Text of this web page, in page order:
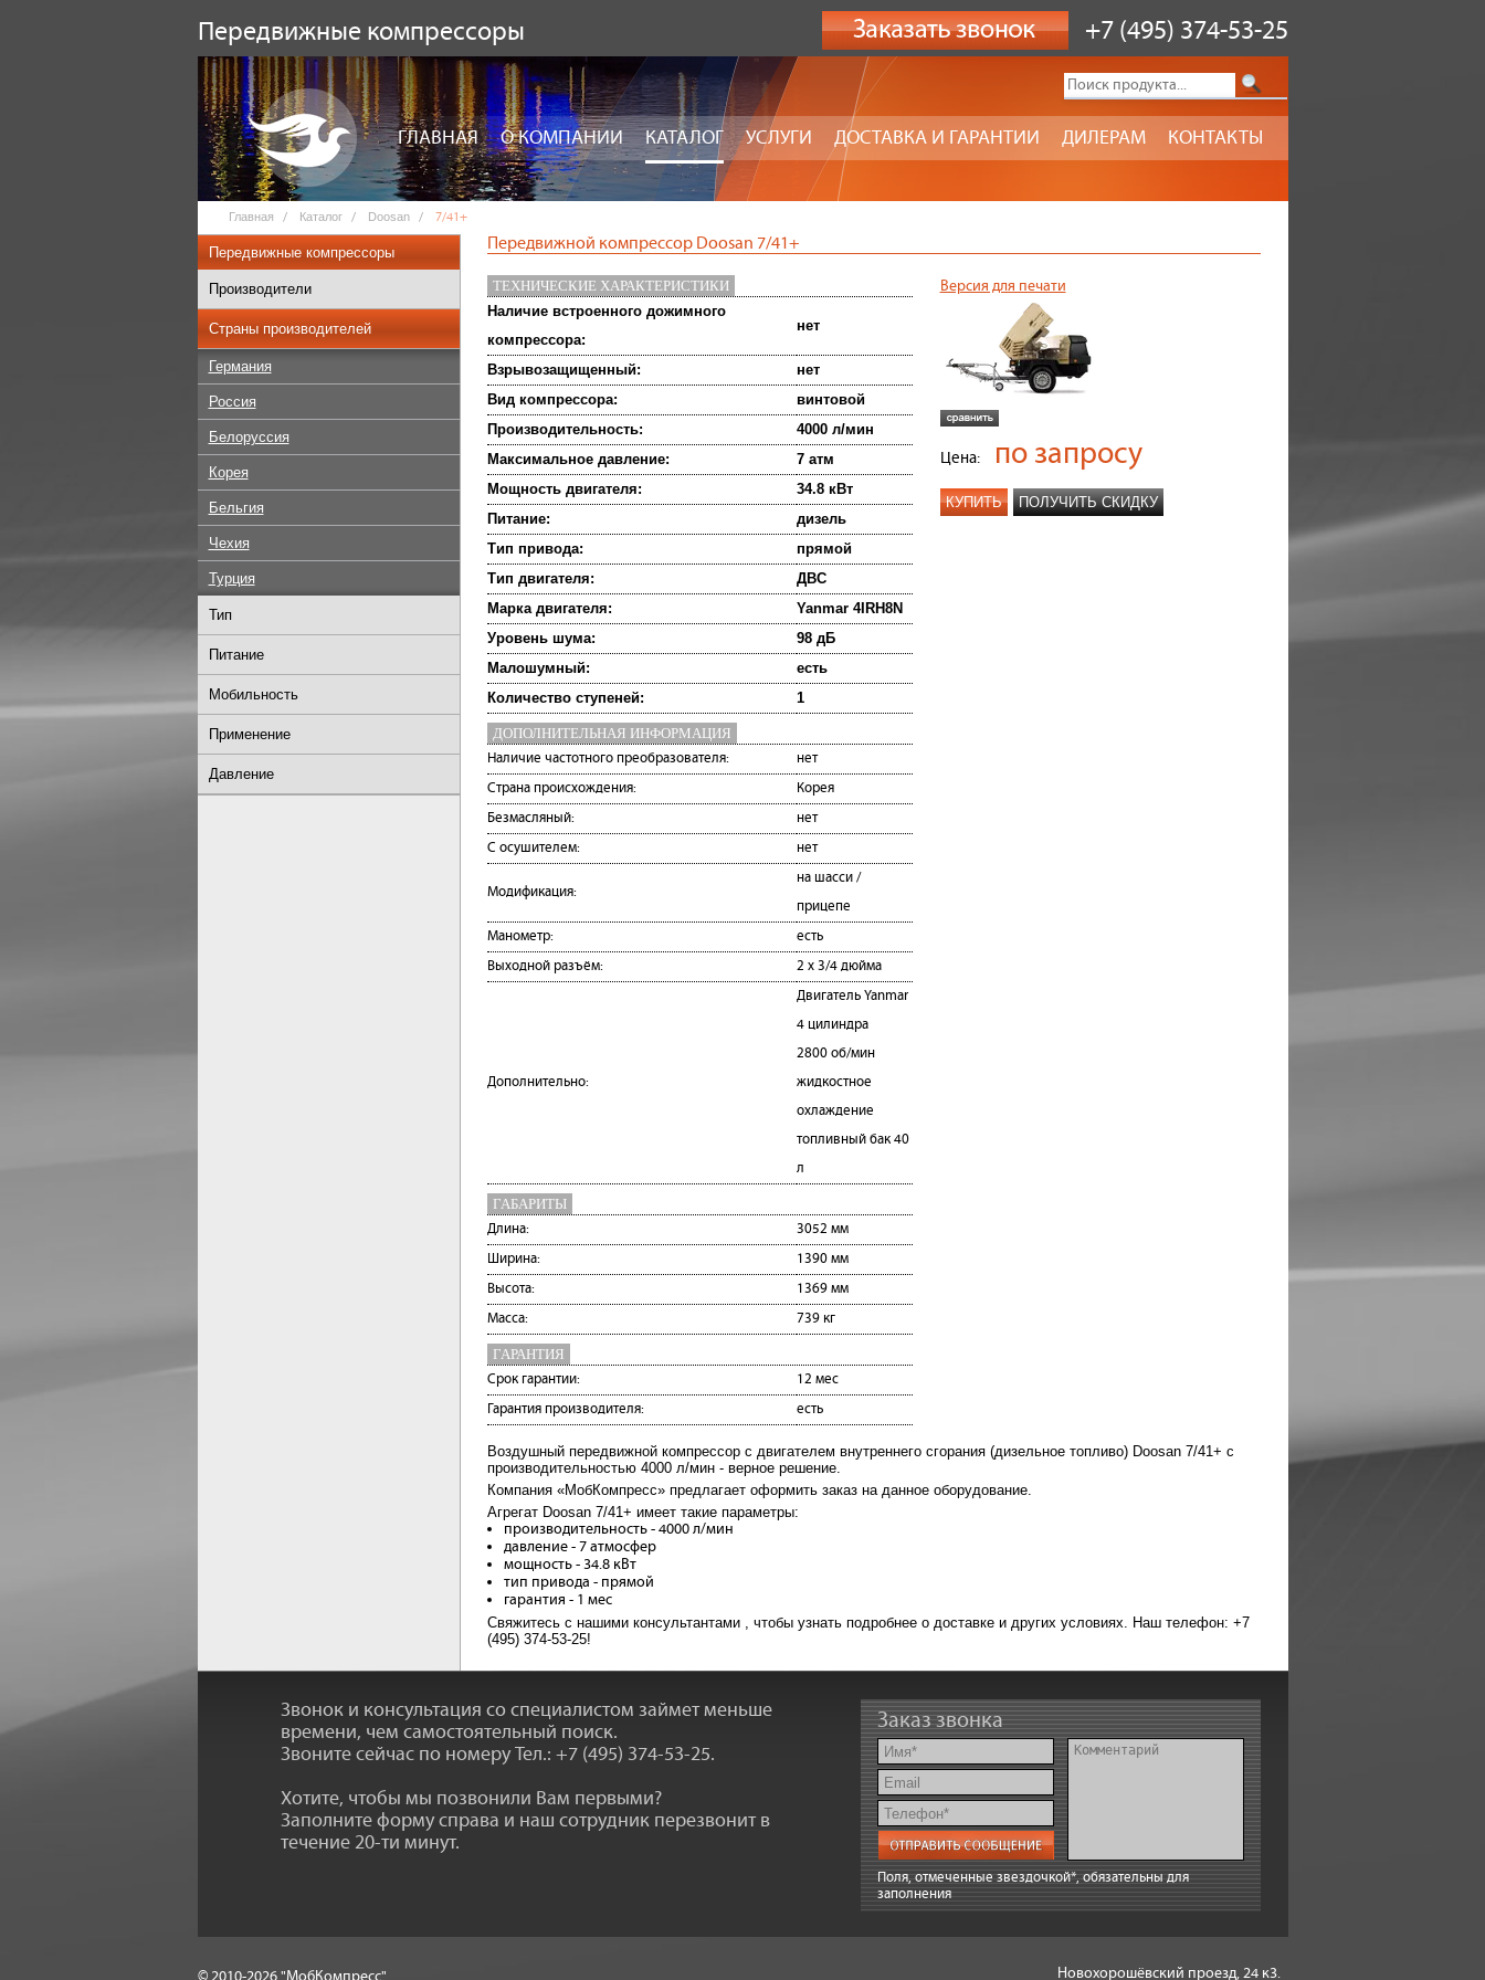
Передвижные компрессоры +7 (495) 374-53-25
ГЛАВНАЯ О КОМПАНИИ КАТАЛОГ УСЛУГИ ДОСТАВКА И ГАРАНТИИ ДИЛЕРАМ КОНТАКТЫ
Главная Каталог Doosan 7/41+
Передвижные компрессоры
Производители
Страны производителей
Германия
Россия
Белоруссия
Корея
Бельгия
Чехия
Турция
Тип
Питание
Мобильность
Применение
Давление
Передвижной компрессор Doosan 7/41+
ТЕХНИЧЕСКИЕ ХАРАКТЕРИСТИКИ
Наличие встроенного дожимного
компрессора:
нет
Взрывозащищенный:
нет
Вид компрессора:
винтовой
Производительность:
4000 л/мин
Максимальное давление:
7 атм
Мощность двигателя:
34.8 кВт
Питание:
дизель
Тип привода:
прямой
Тип двигателя:
ДВС
Марка двигателя:
Yanmar 4IRH8N
Уровень шума:
98 дБ
Малошумный:
есть
Количество ступеней:
1
ДОПОЛНИТЕЛЬНАЯ ИНФОРМАЦИЯ
Наличие частотного преобразователя:
нет
Страна происхождения:
Корея
Безмасляный:
нет
С осушителем:
нет
Модификация:
на шасси /
прицепе
Манометр:
есть
Выходной разъём:
2 х 3/4 дюйма
Дополнительно:
Двигатель Yanmar
4 цилиндра
2800 об/мин
жидкостное
охлаждение
топливный бак 40
л
ГАБАРИТЫ
Длина:
3052 мм
Ширина:
1390 мм
Высота:
1369 мм
Масса:
739 кг
ГАРАНТИЯ
Срок гарантии:
12 мес
Гарантия производителя:
есть
Версия для печати
Цена: по запросу
КУПИТЬ ПОЛУЧИТЬ СКИДКУ
Воздушный передвижной компрессор с двигателем внутреннего сгорания (дизельное топливо) Doosan 7/41+ с
производительностью 4000 л/мин - верное решение.
Компания «МобКомпресс» предлагает оформить заказ на данное оборудование.
Агрегат Doosan 7/41+ имеет такие параметры:
производительность - 4000 л/мин
давление - 7 атмосфер
мощность - 34.8 кВт
тип привода - прямой
гарантия - 1 мес
Свяжитесь с нашими консультантами , чтобы узнать подробнее о доставке и других условиях. Наш телефон: +7
(495) 374-53-25!
Звонок и консультация со специалистом займет меньше
времени, чем самостоятельный поиск.
Звоните сейчас по номеру Тел.: +7 (495) 374-53-25.
Хотите, чтобы мы позвонили Вам первыми?
Заполните форму справа и наш сотрудник перезвонит в
течение 20-ти минут.
Заказ звонка
Поля, отмеченные звездочкой*, обязательны для
заполнения
Новохорошёвский проезд, 24 к3.